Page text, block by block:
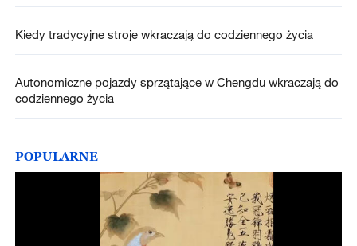
Kiedy tradycyjne stroje wkraczają do codziennego życia
Autonomiczne pojazdy sprzątające w Chengdu wkraczają do
codziennego życia
POPULARNE